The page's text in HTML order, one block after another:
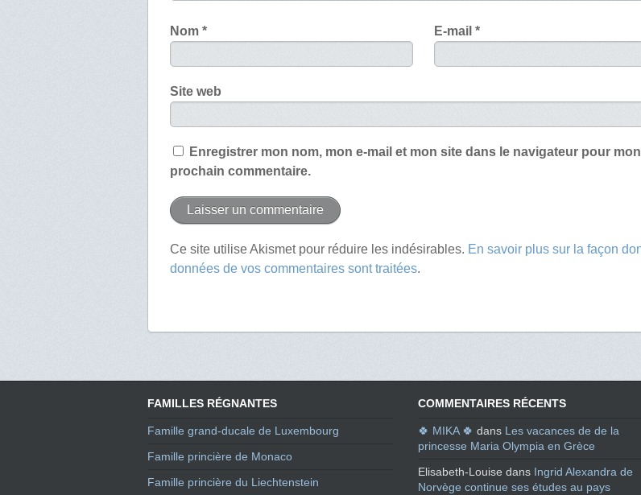
Nom* E-mail *
Site web
Enregistrer mon nom, mon e-mail et mon site dans le navigateur pour mon
prochain commentaire.
Ce site utilise Akismet pour réduire les indésirables. En savoir plus sur la façon
données de vos commentaires sont traitées.
FAMILLES RÉGNANTES
Famille grand-ducale de Luxembourg
Famille princière de Monaco
Famille princière du Liechtenstein
COMMENTAIRES RÉCENTS
🍀 MIKA 🍀 dans Les vacances de de la
princesse Maria Olympia en Grèce
Elisabeth-Louise dans Ingrid Alexandra de
Norvège continue ses études au pays